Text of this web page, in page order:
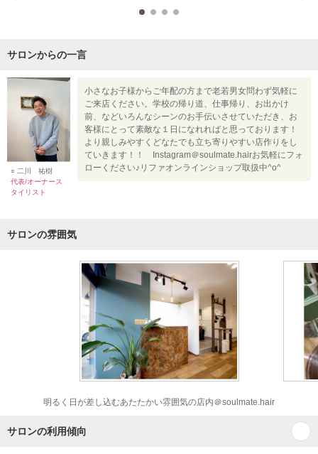
サロンからの一言
○ 二川 祐樹
代表/オーナース
タイリスト
小さなお子様からご年配の方まで老若男女問わず気軽に
ご来店ください。学校の帰り道、仕事帰り、お出かけ
前、などいろんなシーンのお手伝いさせていただき、お
客様にとって素敵な１日になれればと思っております！
より親しみやすくどなたでも立ち寄りやすい店作りをし
ていきます！！ Instagram＠soulmate.hairお気軽にフォ
ローください♪リファオンラインショップ取扱中^o^
サロンの雰囲気
明るく日が差し込むあたたかい雰囲気の店内＠soulmate.hair
サロンの利用傾向